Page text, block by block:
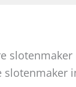
slotenmaker